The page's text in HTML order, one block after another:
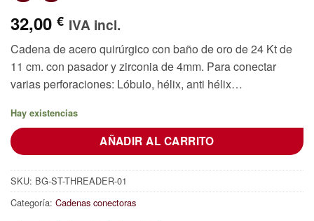
32,00 € IVA incl.
Cadena de acero quirúrgico con baño de oro de 24 Kt de
11 cm. con pasador y zirconia de 4mm. Para conectar
varias perforaciones: Lóbulo, hélix, anti hélix…
Hay existencias
AÑADIR AL CARRITO
SKU: BG-ST-THREADER-01
Categoría: Cadenas conectoras